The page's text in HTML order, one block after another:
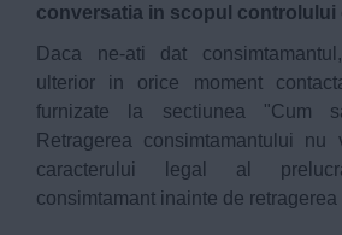
conversatia in scopul controlului
Daca ne-ati dat
ulterior in orice moment
furnizate la sectiunea "Cum
Retragerea consimtamantului nu
caracterului legal al
consimtamant inainte de retragerea